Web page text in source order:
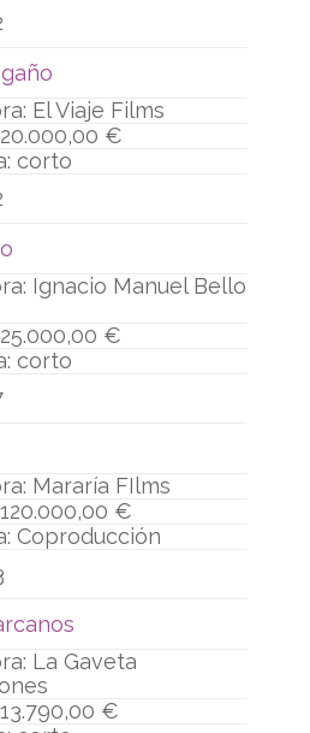
El Viaje Films
20.000,00 €
corto
Ignacio Manuel Bello
25.000,00 €
corto
Mararía FIlms
120.000,00 €
Coproducción
La Gaveta
13.790,00 €